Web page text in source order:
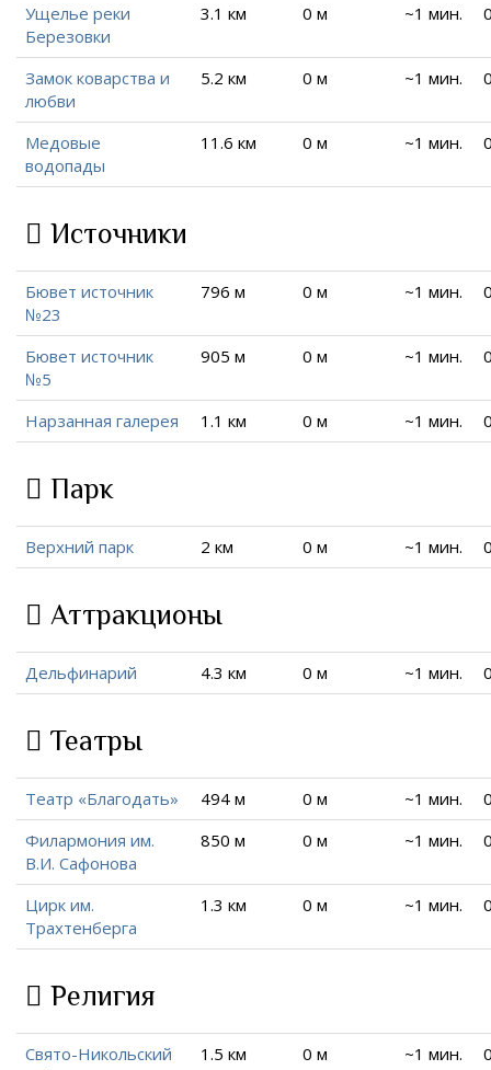
Ущелье реки
Березовки
3.1 км 0 м ~1 мин.
Замок коварства и
любви
5.2 км 0 м ~1 мин.
Медовые
водопады
11.6 км 0 м ~1 мин.
Источники
Бювет источник
№23
796 м 0 м ~1 мин.
Бювет источник
№5
905 м 0 м ~1 мин.
Нарзанная галерея 1.1 км 0 м ~1 мин.
Парк
Верхний парк 2 км 0 м ~1 мин.
Аттракционы
Дельфинарий 4.3 км 0 м ~1 мин.
Театры
Театр «Благодать» 494 м 0 м ~1 мин.
Филармония им.
В.И. Сафонова
850 м 0 м ~1 мин.
Цирк им.
Трахтенберга
1.3 км 0 м ~1 мин.
Религия
Свято-Никольский
1.5 км 0 м ~1 мин.